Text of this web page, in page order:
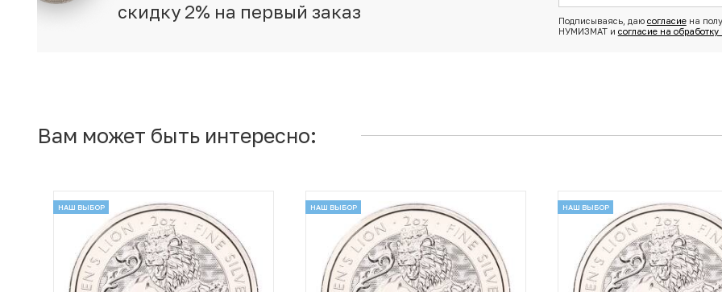
скидку 2% на первый заказ
Подписываясь, даю согласиена
НУМИЗМАТ и согласие на
Вам может быть интересно:
НАШ ВЫБОР НАШ ВЫБОР НАШ ВЫБОР